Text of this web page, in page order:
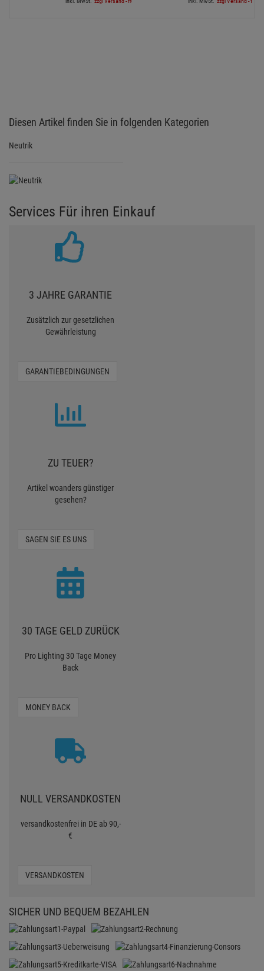
Diesen Artikel finden Sie in folgenden Kategorien
Neutrik
Services Für ihren Einkauf
3 JAHRE GARANTIE
Zusätzlich zur gesetzlichen
Gewährleistung
GARANTIEBEDINGUNGEN
ZU TEUER?
Artikel woanders günstiger
gesehen?
SAGEN SIE ES UNS
30 TAGE GELD ZURÜCK
Pro Lighting 30 Tage Money
Back
MONEY BACK
NULL VERSANDKOSTEN
versandkostenfrei in DE ab 90,-
€
VERSANDKOSTEN
SICHER UND BEQUEM BEZAHLEN